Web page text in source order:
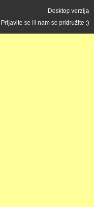
Desktop verzija
Prijavite se ili nam se pridružite :)